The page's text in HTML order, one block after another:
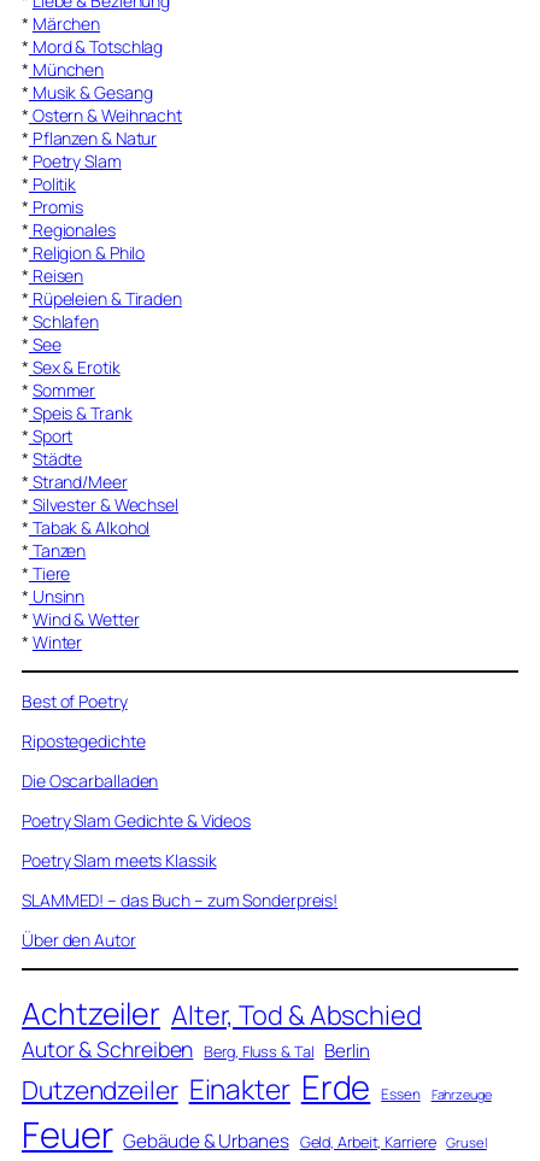
* Märchen
* Mord & Totschlag
* München
* Musik & Gesang
* Ostern & Weihnacht
* Pflanzen & Natur
* Poetry Slam
* Politik
* Promis
* Regionales
* Religion & Philo
* Reisen
* Rüpeleien & Tiraden
* Schlafen
* See
* Sex & Erotik
* Sommer
* Speis & Trank
* Sport
* Städte
* Strand/Meer
* Silvester & Wechsel
* Tabak & Alkohol
* Tanzen
* Tiere
* Unsinn
* Wind & Wetter
* Winter
Best of Poetry
Ripostegedichte
Die Oscarballaden
Poetry Slam Gedichte & Videos
Poetry Slam meets Klassik
SLAMMED! – das Buch – zum Sonderpreis!
Über den Autor
Achtzeiler Alter, Tod & Abschied
Autor & Schreiben Berg, Fluss & Tal Berlin
Dutzendzeiler Einakter Erde Essen Fahrzeuge
Feuer Gebäude & Urbanes Geld, Arbeit, Karriere Grusel